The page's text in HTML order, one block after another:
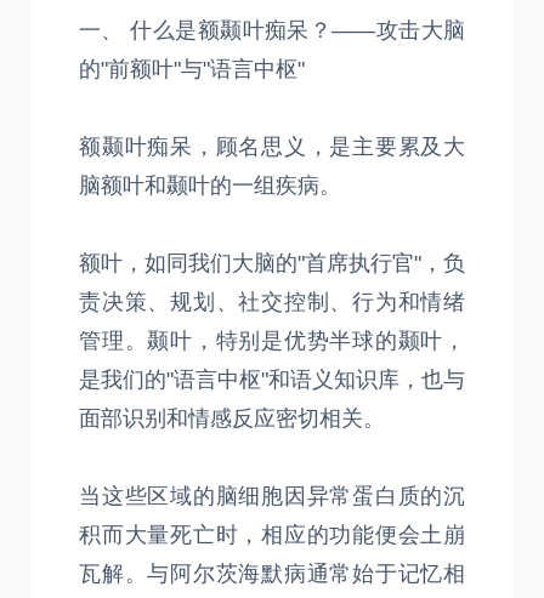
一、 什么是额颞叶痴呆？——攻击大脑
的"前额叶"与"语言中枢"
额颞叶痴呆，顾名思义，是主要累及大
脑额叶和颞叶的一组疾病。
额叶，如同我们大脑的"首席执行官"，负
责决策、规划、社交控制、行为和情绪
管理。颞叶，特别是优势半球的颞叶，
是我们的"语言中枢"和语义知识库，也与
面部识别和情感反应密切相关。
当这些区域的脑细胞因异常蛋白质的沉
积而大量死亡时，相应的功能便会土崩
瓦解。与阿尔茨海默病通常始于记忆相